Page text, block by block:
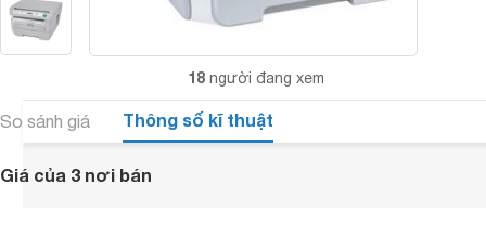
18 người đang xem
So sánh giá Thông số kĩ thuật
Giá của 3 nơi bán